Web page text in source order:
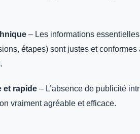
– Les informations essentielles
étapes) sont justes et conformes
et rapide – L’absence de publicité
vraiment agréable et efficace.